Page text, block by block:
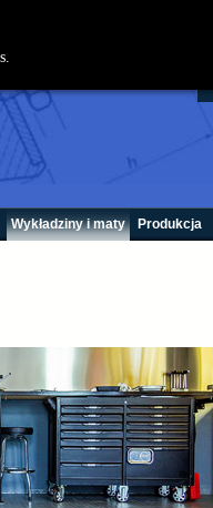
Wykładziny i maty Produkcja